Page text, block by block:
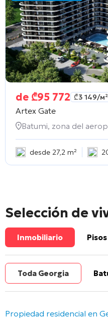
de ₾95 772 ₾3 149/м²
Artex Gate
Batumi, zona del
desde 27,2 m²
Selección de
Inmobiliario Pisos
Toda Georgia
Propiedad residencial en